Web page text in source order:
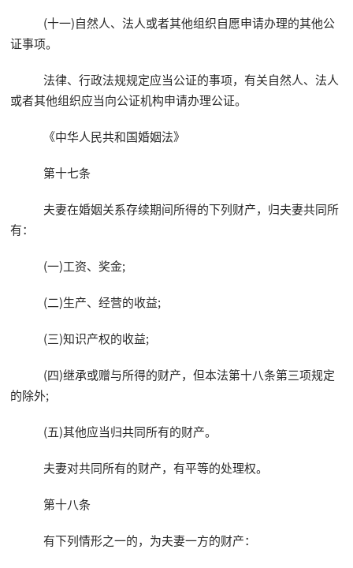
(十一)自然人、法人或者其他组织自愿申请办理的其他公
证事项。
法律、行政法规规定应当公证的事项，有关自然人、法人
或者其他组织应当向公证机构申请办理公证。
《中华人民共和国婚姻法》
第十七条
夫妻在婚姻关系存续期间所得的下列财产，归夫妻共同所
有：
(一)工资、奖金;
(二)生产、经营的收益;
(三)知识产权的收益;
(四)继承或赠与所得的财产，但本法第十八条第三项规定
的除外;
(五)其他应当归共同所有的财产。
夫妻对共同所有的财产，有平等的处理权。
第十八条
有下列情形之一的，为夫妻一方的财产：